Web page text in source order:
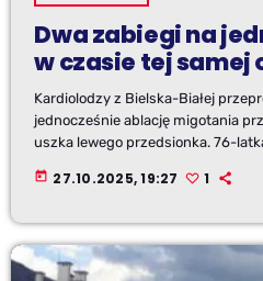
Dwa zabiegi na
w czasie tej samej
Kardiolodzy z Bielska-Białej
jednocześnie ablację migotania
uszka lewego przedsionka. 76-
today 27.10.2025, 19:27 1